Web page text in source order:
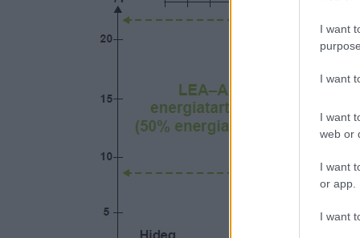
I want
I want
I want
web or
I want
or app.
I want